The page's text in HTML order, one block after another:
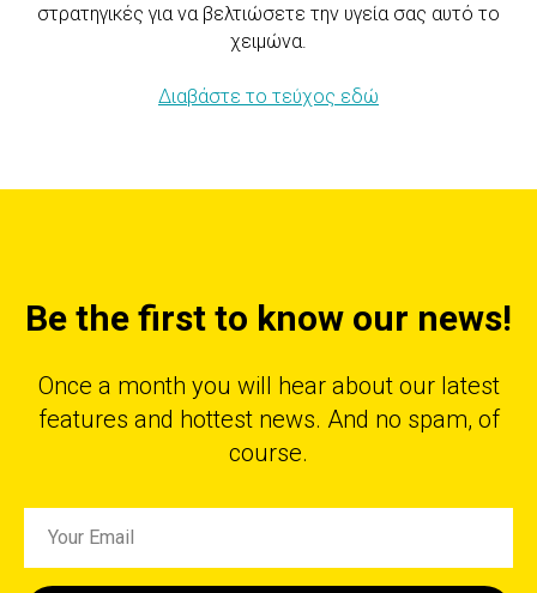
στρατηγικές για να βελτιώσετε την υγεία σας αυτό το
χειμώνα.
Διαβάστε το τεύχος εδώ
Be the first to know our news!
Once a month you will hear about our latest
features and hottest news. And no spam, of
course.